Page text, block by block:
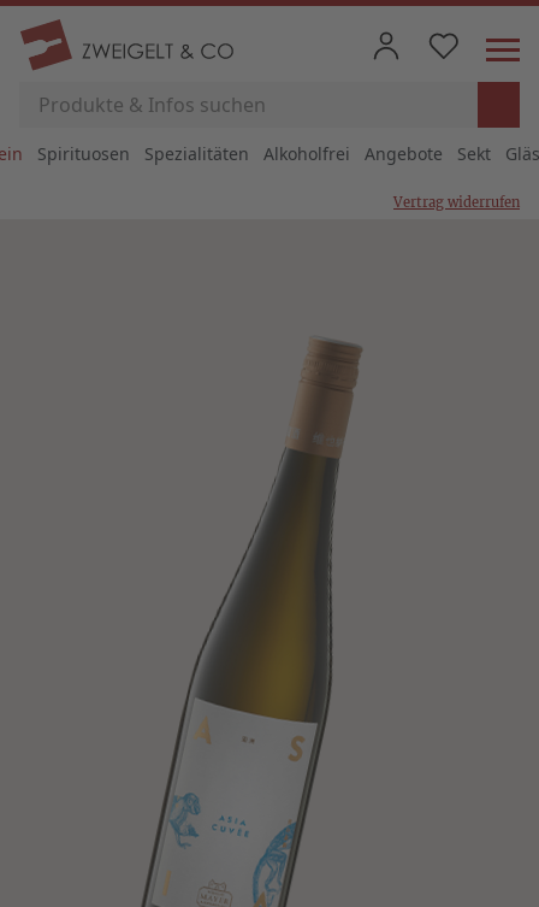
Spirituosen Spezialitäten Alkoholfrei Angebote Sekt
Vertrag widerrufen